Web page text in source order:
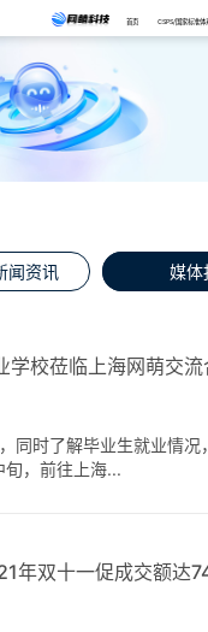
首页 CSPS/国家标准体
闻资讯 媒体
学校莅临上海网萌交
同时了解毕业生就业情
，前往上海...
年双十一促成交额达